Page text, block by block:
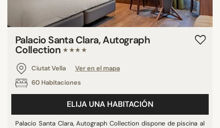
Palacio Santa Clara, Autograph
Collection ★★★★
Ciutat Vella
Ver en el mapa
60 Habitaciones
ELIJA UNA HABITACIÓN
Palacio Santa Clara, Autograph Collection dispone de piscina al